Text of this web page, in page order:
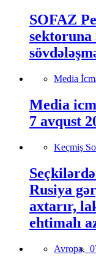
SOFAZ
sektoruna
Media
Media
7 avqust
Keçmiş
Rusiya
axtarır,
ehtimalı
Avropa,